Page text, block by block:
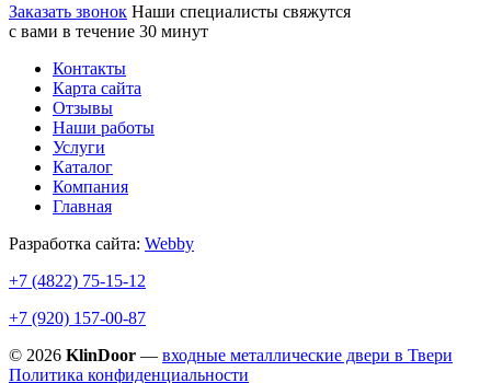
Заказать звонок Наши специалисты свяжутся
с вами в течение 30 минут
Контакты
Карта сайта
Отзывы
Наши работы
Услуги
Каталог
Компания
Главная
Разработка сайта: Webby
+7 (4822) 75-15-12
+7 (920) 157-00-87
© 2026 KlinDoor — входные металлические двери в Твери
Политика конфиденциальности